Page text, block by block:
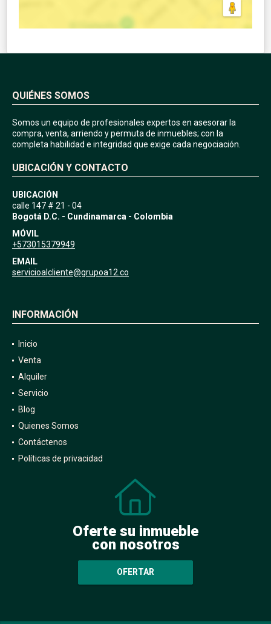
QUIÉNES SOMOS
Somos un equipo de profesionales expertos en asesorar la
compra, venta, arriendo y permuta de inmuebles; con la
completa habilidad e integridad que exige cada negociación.
UBICACIÓN Y CONTACTO
UBICACIÓN
calle 147 # 21 - 04
Bogotá D.C. - Cundinamarca - Colombia
MÓVIL
+573015379949
EMAIL
servicioalcliente@grupoa12.co
INFORMACIÓN
Inicio
Venta
Alquiler
Servicio
Blog
Quienes Somos
Contáctenos
Políticas de privacidad
Oferte su inmueble
con nosotros
OFERTAR